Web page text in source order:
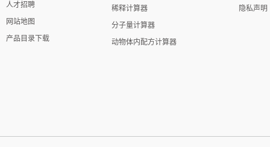
人才招聘
网站地图
产品目录下载
稀释计算器
分子量计算器
动物体内配方计算器
隐私声明